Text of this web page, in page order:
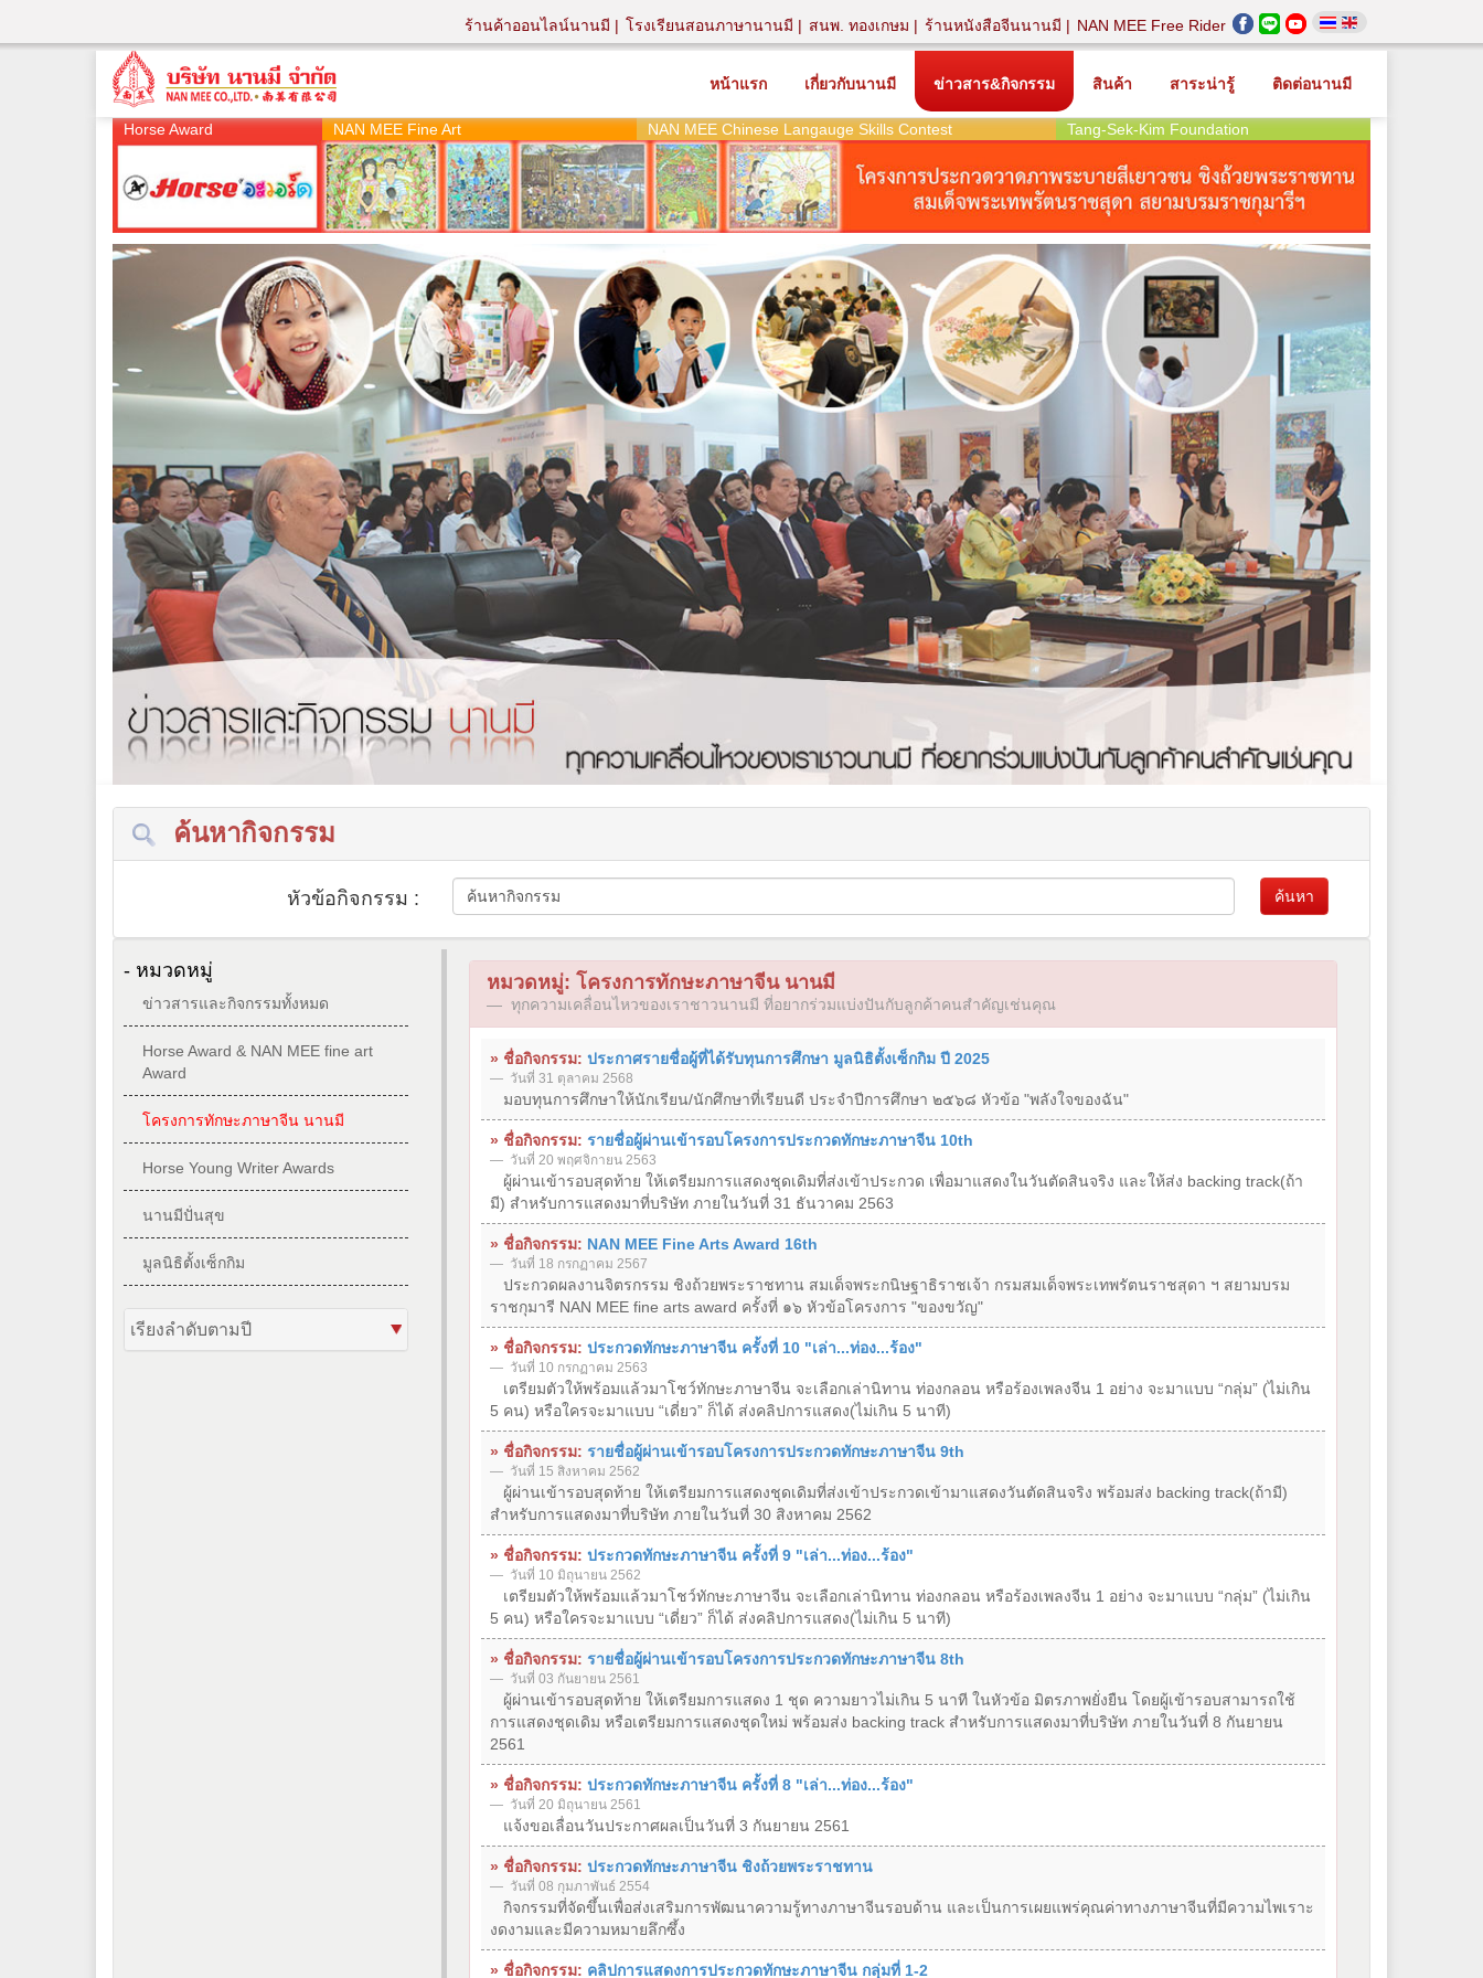
ร้านค้าออนไลน์นานมี โรงเรียนสอนภาษานานมี สนพ. ทองเกษม ร้านหนังสือจีนนานมี NAN MEE Free Rider
หน้าแรก เกี่ยวกับนานมี ข่าวสาร&กิจกรรม สินค้า สาระน่ารู้ ติดต่อนานมี
Horse Award NAN MEE Fine Art NAN MEE Chinese Langauge Skills Contest Tang-Sek-Kim Foundation
ค้นหากิจกรรม
หัวข้อกิจกรรม : ค้นหา
- หมวดหมู่
ข่าวสารและกิจกรรมทั้งหมด
Horse Award & NAN MEE fine art
Award
โครงการทักษะภาษาจีน นานมี
Horse Young Writer Awards
นานมีปั่นสุข
มูลนิธิตั้งเซ็กกิม
เรียงลำดับตามปี
หมวดหมู่: โครงการทักษะภาษาจีน นานมี
ทุกความเคลื่อนไหวของเราชาวนานมี ที่อยากร่วมแบ่งปันกับลูกค้าคนสำคัญเช่นคุณ
» ชื่อกิจกรรม: ประกาศรายชื่อผู้ที่ได้รับทุนการศึกษา มูลนิธิตั้งเซ็กกิม ปี 2025
วันที่ 31 ตุลาคม 2568
มอบทุนการศึกษาให้นักเรียน/นักศึกษาที่เรียนดี ประจำปีการศึกษา ๒๕๖๘ หัวข้อ "พลังใจของฉัน"
» ชื่อกิจกรรม: รายชื่อผู้ผ่านเข้ารอบโครงการประกวดทักษะภาษาจีน 10th
วันที่ 20 พฤศจิกายน 2563
ผู้ผ่านเข้ารอบสุดท้าย ให้เตรียมการแสดงชุดเดิมที่ส่งเข้าประกวด เพื่อมาแสดงในวันตัดสินจริง และให้ส่ง backing track(ถ้า
มี) สำหรับการแสดงมาที่บริษัท ภายในวันที่ 31 ธันวาคม 2563
» ชื่อกิจกรรม: NAN MEE Fine Arts Award 16th
วันที่ 18 กรกฏาคม 2567
ประกวดผลงานจิตรกรรม ชิงถ้วยพระราชทาน สมเด็จพระกนิษฐาธิราชเจ้า กรมสมเด็จพระเทพรัตนราชสุดา ฯ สยามบรม
ราชกุมารี NAN MEE fine arts award ครั้งที่ ๑๖ หัวข้อโครงการ "ของขวัญ"
» ชื่อกิจกรรม: ประกวดทักษะภาษาจีน ครั้งที่ 10 "เล่า...ท่อง...ร้อง"
วันที่ 10 กรกฏาคม 2563
เตรียมตัวให้พร้อมแล้วมาโชว์ทักษะภาษาจีน จะเลือกเล่านิทาน ท่องกลอน หรือร้องเพลงจีน 1 อย่าง จะมาแบบ “กลุ่ม” (ไม่เกิน
5 คน) หรือใครจะมาแบบ “เดี่ยว” ก็ได้ ส่งคลิปการแสดง(ไม่เกิน 5 นาที)
» ชื่อกิจกรรม: รายชื่อผู้ผ่านเข้ารอบโครงการประกวดทักษะภาษาจีน 9th
วันที่ 15 สิงหาคม 2562
ผู้ผ่านเข้ารอบสุดท้าย ให้เตรียมการแสดงชุดเดิมที่ส่งเข้าประกวดเข้ามาแสดงวันตัดสินจริง พร้อมส่ง backing track(ถ้ามี)
สำหรับการแสดงมาที่บริษัท ภายในวันที่ 30 สิงหาคม 2562
» ชื่อกิจกรรม: ประกวดทักษะภาษาจีน ครั้งที่ 9 "เล่า...ท่อง...ร้อง"
วันที่ 10 มิถุนายน 2562
เตรียมตัวให้พร้อมแล้วมาโชว์ทักษะภาษาจีน จะเลือกเล่านิทาน ท่องกลอน หรือร้องเพลงจีน 1 อย่าง จะมาแบบ “กลุ่ม” (ไม่เกิน
5 คน) หรือใครจะมาแบบ “เดี่ยว” ก็ได้ ส่งคลิปการแสดง(ไม่เกิน 5 นาที)
» ชื่อกิจกรรม: รายชื่อผู้ผ่านเข้ารอบโครงการประกวดทักษะภาษาจีน 8th
วันที่ 03 กันยายน 2561
ผู้ผ่านเข้ารอบสุดท้าย ให้เตรียมการแสดง 1 ชุด ความยาวไม่เกิน 5 นาที ในหัวข้อ มิตรภาพยั่งยืน โดยผู้เข้ารอบสามารถใช้
การแสดงชุดเดิม หรือเตรียมการแสดงชุดใหม่ พร้อมส่ง backing track สำหรับการแสดงมาที่บริษัท ภายในวันที่ 8 กันยายน
2561
» ชื่อกิจกรรม: ประกวดทักษะภาษาจีน ครั้งที่ 8 "เล่า...ท่อง...ร้อง"
วันที่ 20 มิถุนายน 2561
แจ้งขอเลื่อนวันประกาศผลเป็นวันที่ 3 กันยายน 2561
» ชื่อกิจกรรม: ประกวดทักษะภาษาจีน ชิงถ้วยพระราชทาน
วันที่ 08 กุมภาพันธ์ 2554
กิจกรรมที่จัดขึ้นเพื่อส่งเสริมการพัฒนาความรู้ทางภาษาจีนรอบด้าน และเป็นการเผยแพร่คุณค่าทางภาษาจีนที่มีความไพเราะ
งดงามและมีความหมายลึกซึ้ง
» ชื่อกิจกรรม: คลิปการแสดงการประกวดทักษะภาษาจีน กลุ่มที่ 1-2